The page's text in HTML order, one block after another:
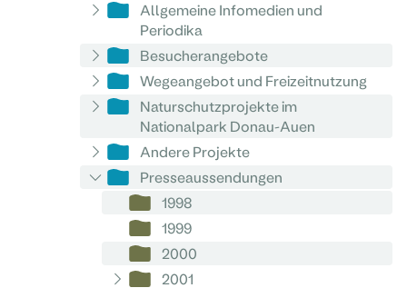
Allgemeine Infomedien und
Periodika
Besucherangebote
Wegeangebot und Freizeitnutzung
Naturschutzprojekte im
Nationalpark Donau-Auen
Andere Projekte
Presseaussendungen
1998
1999
2000
2001